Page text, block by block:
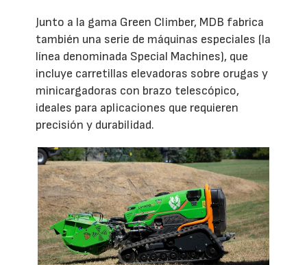
Junto a la gama Green Climber, MDB fabrica
también una serie de máquinas especiales (la
línea denominada Special Machines), que
incluye carretillas elevadoras sobre orugas y
minicargadoras con brazo telescópico,
ideales para aplicaciones que requieren
precisión y durabilidad.